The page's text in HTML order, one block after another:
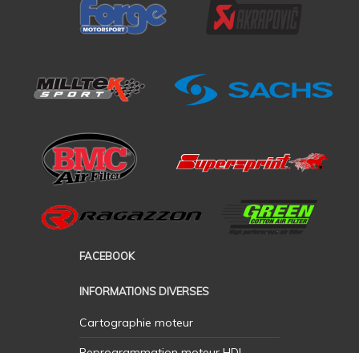
FACEBOOK
INFORMATIONS DIVERSES
Cartographie moteur